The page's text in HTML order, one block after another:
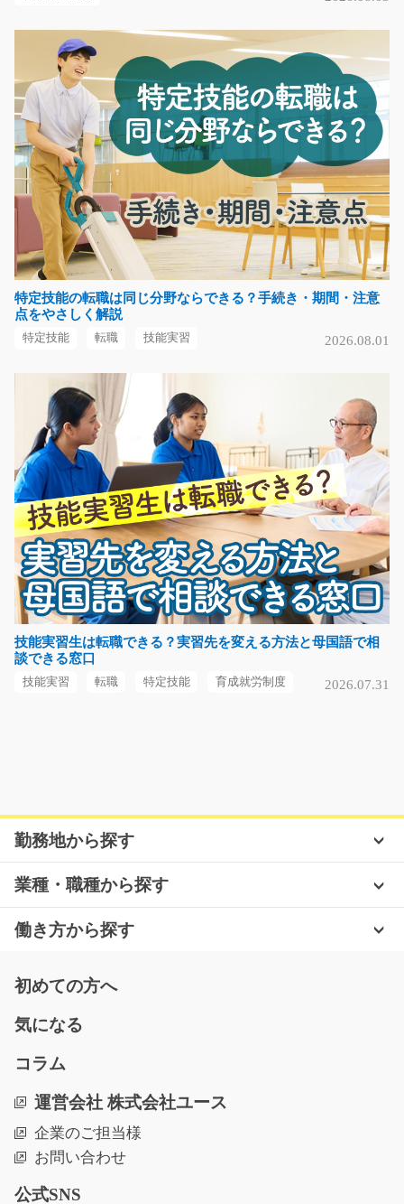
車部品のプレス加工/y04_00702
急募
＼ 未経験から始められるプレス加工作業をお任せ ／
車のエンジンやハン…
長期（3ヶ月以上）
時給1,250～1,563円
栃木県矢板市
気になる
金型でプレスするお仕事！！/g04_01708
急募
事の募集♪二交替制の…
長期（3ヶ月以上）
時給1500～1875円
滋賀県米原市
気になる
商品の仕分け・ピッキング/t03_01103
急募
【急募】かんたん！！ チルド商品の仕分け・ピッキング
作業をお任せし…
長期（3ヶ月以上）
時給1000円
アルミ製品を液体に浸けたり拭いたり/g02_00082
急募
未経験から始められる工場内でのカンタン作業♪アルミ製
品を液体に浸してス…
長期（3ヶ月以上）
時給1300円～
急募
きれいな工場内でのラクラク軽作業です！未経験からで
も安心の職場です◎難…
時給1050円～
特定技能の転職は同じ分野ならできる？手続き・期間・注意
点をやさしく解説
特定技能 転職 技能実習 2026.08.01
技能実習生は転職できる？実習先を変える方法と母国語で相
談できる窓口
技能実習 転職 特定技能 育成就労制度 2026.07.31
勤務地から探す
業種・職種から探す
働き方から探す
初めての方へ
気になる
コラム
運営会社 株式会社ユース
企業のご担当様
お問い合わせ
公式SNS